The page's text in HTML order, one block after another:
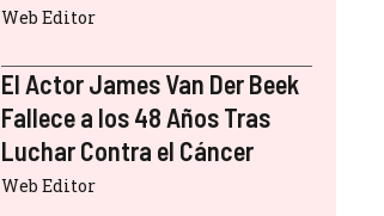
Web Editor
El Actor James Van Der Beek
Fallece a los 48 Años Tras
Luchar Contra el Cáncer
Web Editor